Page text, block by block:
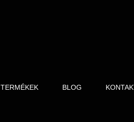
TERMÉKEK BLOG